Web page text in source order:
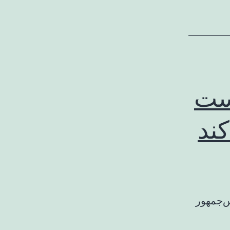
نخست‌وزیر و وزیر امور خارجه قطر گفت که دونالد ترامپ، رئیس‌‎جمهور